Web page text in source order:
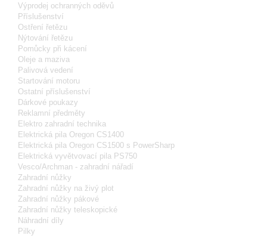
Výprodej ochranných oděvů
Příslušenství
Ostření řetězu
Nýtování řetězu
Pomůcky při kácení
Oleje a maziva
Palivová vedení
Startování motoru
Ostatní příslušenství
Dárkové poukazy
Reklamní předměty
Elektro zahradní technika
Elektrická pila Oregon CS1400
Elektrická pila Oregon CS1500 s PowerSharp
Elektrická vyvětvovací pila PS750
Vesco/Archman - zahradní nářadí
Zahradní nůžky
Zahradní nůžky na živý plot
Zahradní nůžky pákové
Zahradní nůžky teleskopické
Náhradní díly
Pilky